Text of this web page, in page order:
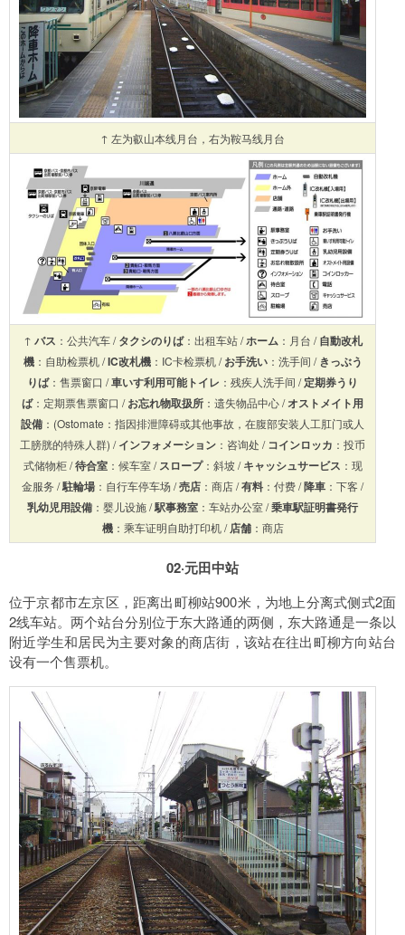
↑ 左为叡山本线月台，右为鞍马线月台
↑ バス ：公共汽车 /タクシのりば：出租车站 /ホーム ：月台 /自動改札
機：自助检票机 /IC改札機：IC卡检票机 /お手洗い：洗手间 / きっぶう
りば：售票窗口 /車いす利用可能トイレ ：残疾人洗手间 /定期券うり
ば：定期票售票窗口 /お忘れ物取扱所 ：遗失物品中心 /オストメイト用
設備 ：(Ostomate：指因排泄障碍或其他事故，在腹部安装人工肛门或人
工膀胱的特殊人群) /インフォメーション ：咨询处 /コインロッカ ：投币
式储物柜 /待合室：候车室 /スロープ：斜坡 /キャッシュサービス ：现
金服务 /駐輪場 ：自行车停车场 /売店 ：商店 /有料 ：付费 /降車 ：下客 /
乳幼児用設備 ：婴儿设施 /駅事務室 ：车站办公室 /乗車駅証明書発行
機：乘车证明自助打印机 /店舗：商店
02·元田中站
位于京都市左京区，距离出町柳站900米，为地上分离式侧式2面
2线车站。两个站台分别位于东大路通的两侧，东大路通是一条以
附近学生和居民为主要对象的商店街，该站在往出町柳方向站台
设有一个售票机。